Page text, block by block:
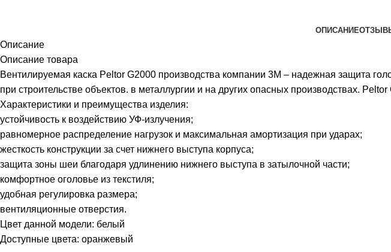
ОПИСАНИЕ
Описание
Описание товара
Вентилируемая каска Peltor G2000 производства компании 3М – надежная защита
при строительстве объектов. в металлургии и на других опасных производствах.
Характеристики и преимущества изделия:
устойчивость к воздействию УФ-излучения;
равномерное распределение нагрузок и максимальная амортизация при ударах;
жесткость конструкции за счет нижнего выступа корпуса;
защита зоны шеи благодаря удлинению нижнего выступа в затылочной части;
комфортное оголовье из текстиля;
удобная регулировка размера;
вентиляционные отверстия.
Цвет данной модели: белый
Доступные цвета: оранжевый